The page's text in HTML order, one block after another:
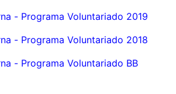
- Programa Voluntariado 2019
- Programa Voluntariado 2018
- Programa Voluntariado BB